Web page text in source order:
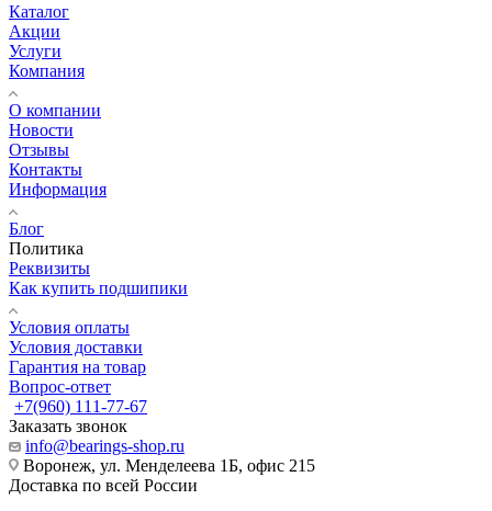
Каталог
Акции
Услуги
Компания
О компании
Новости
Отзывы
Контакты
Информация
Блог
Политика
Реквизиты
Как купить подшипики
Условия оплаты
Условия доставки
Гарантия на товар
Вопрос-ответ
+7(960) 111-77-67
Заказать звонок
info@bearings-shop.ru
Воронеж, ул. Менделеева 1Б, офис 215
Доставка по всей России